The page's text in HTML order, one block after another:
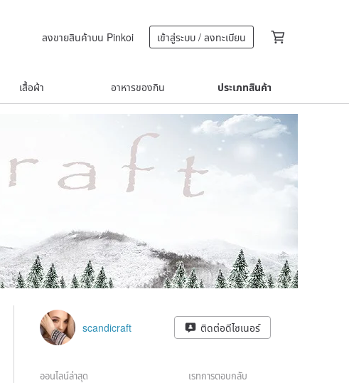
ลงขายสินค้าบน Pinkoi เข้าสู่ระบบ / ลงทะเบียน
เสื้อผ้า อาหารของกิน ประเภทสินค้า
scandicraft ติดต่อดีไซเนอร์
ออนไลน์ล่าสุด เรทการตอบกลับ